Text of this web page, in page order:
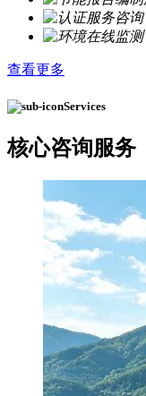
查看更多
Services
核心咨询服务